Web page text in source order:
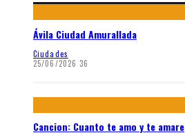
Ávila Ciudad Amurallada
Ciudades
25/06/2026 36
Cancion: Cuanto te amo y te amare